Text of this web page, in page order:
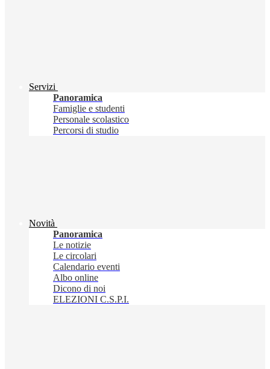
Servizi
Panoramica
Famiglie e studenti
Personale scolastico
Percorsi di studio
Novità
Panoramica
Le notizie
Le circolari
Calendario eventi
Albo online
Dicono di noi
ELEZIONI C.S.P.I.